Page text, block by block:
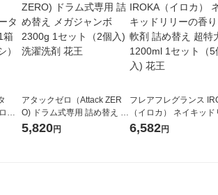
ハ
レ
アタックゼロ（Attack ZER
O) ドラム式専用 詰め替え メ
ガジャンボ 2300g 1セット
5,820円
フレアフレグランス
（イロカ） ネイキッド
ーの香り 柔軟剤 詰め替
6,582円